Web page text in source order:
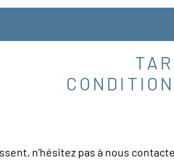
n'hésitez pas à nous